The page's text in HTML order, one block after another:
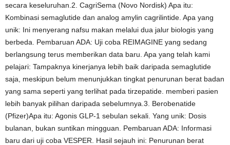
secara keseluruhan.2. CagriSema (Novo Nordisk) Apa itu:
Kombinasi semaglutide dan analog amylin cagrilintide. Apa yang
unik: Ini menyerang nafsu makan melalui dua jalur biologis yang
berbeda. Pembaruan ADA: Uji coba REIMAGINE yang sedang
berlangsung terus memberikan data baru. Apa yang telah kami
pelajari: Tampaknya kinerjanya lebih baik daripada semaglutide
saja, meskipun belum menunjukkan tingkat penurunan berat badan
yang sama seperti yang terlihat pada tirzepatide. memberi pasien
lebih banyak pilihan daripada sebelumnya.3. Berobenatide
(Pfizer)Apa itu: Agonis GLP-1 sebulan sekali. Yang unik: Dosis
bulanan, bukan suntikan mingguan. Pembaruan ADA: Informasi
baru dari uji coba VESPER. Hasil sejauh ini: Penurunan berat